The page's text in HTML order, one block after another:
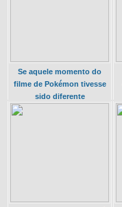
Se aquele momento do
filme de Pokémon tivesse
sido diferente